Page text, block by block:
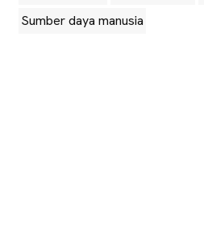
Sumber daya manusia